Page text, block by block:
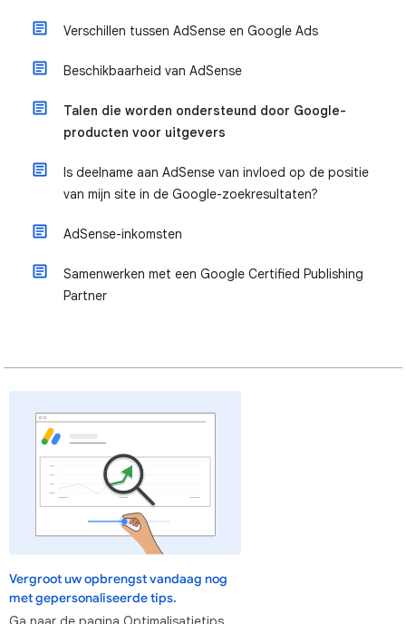
Verschillen tussen AdSense en Google Ads
Beschikbaarheid van AdSense
Talen die worden ondersteund door Google-
producten voor uitgevers
Is deelname aan AdSense van invloed op de positie
van mijn site in de Google-zoekresultaten?
AdSense-inkomsten
Samenwerken met een Google Certified Publishing
Partner
Vergroot uw opbrengst vandaag nog
met gepersonaliseerde tips.